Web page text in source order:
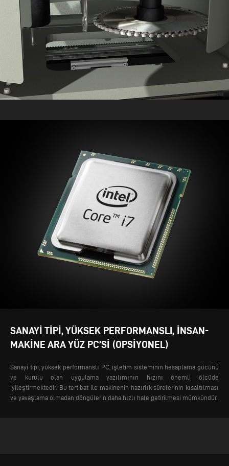
SANAYI TIPI, YÜKSEK PERFORMANSLI, INSAN-
MAKINE ARA YÜZ PC’SI (OPSIYONEL)
Sanayi tipi, yüksek performanslı PC, işletim sisteminin hesaplama gücünü
ve kurulu olan uygulama yazılımının hızını önemli ölçüde
iyileştirmektedir. Bu tertibat ile makinenin hazırlık sürelerinin kısaltılması
ve yavaşlama olmadan döngülerin daha hızlı hale getirilmesi mümkündür.